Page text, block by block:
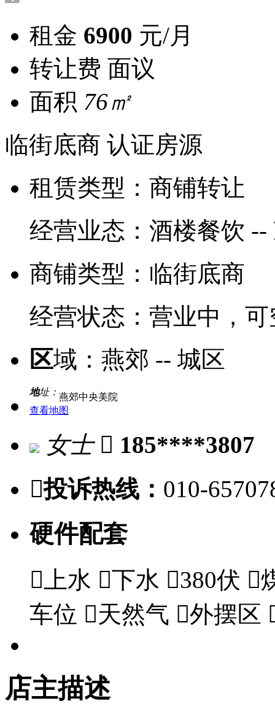
租金 6900 元/月
转让费 面议
面积 76㎡
临街底商 认证房源
租赁类型： 商铺转让
经营业态： 酒楼餐饮 --
商铺类型： 临街底商
经营状态： 营业中，可
区域： 燕郊 -- 城区
地址： 燕郊中央美院
查看地图
女士  185****3807
投诉热线： 010-
硬件配套
 上水 下水 380伏 
车位 天然气 外摆区
店主描述